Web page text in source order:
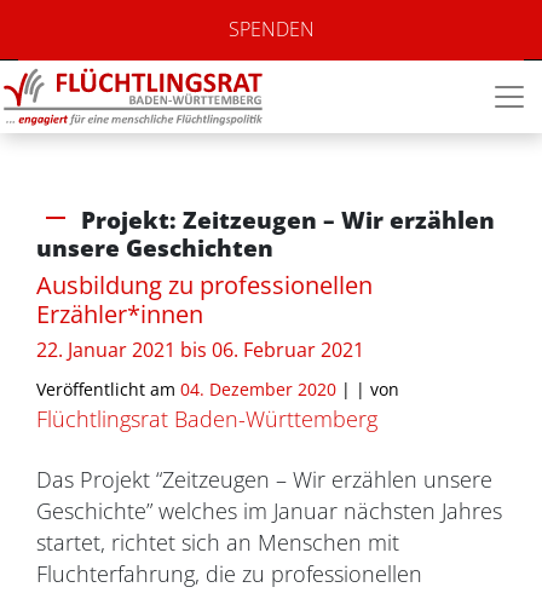
SPENDEN
Projekt: Zeitzeugen – Wir erzählen
unsere Geschichten
Ausbildung zu professionellen
Erzähler*innen
22. Januar 2021 bis 06. Februar 2021
Veröffentlicht am 04. Dezember 2020 | | von
Flüchtlingsrat Baden-Württemberg
Das Projekt “Zeitzeugen – Wir erzählen unsere
Geschichte” welches im Januar nächsten Jahres
startet, richtet sich an Menschen mit
Fluchterfahrung, die zu professionellen